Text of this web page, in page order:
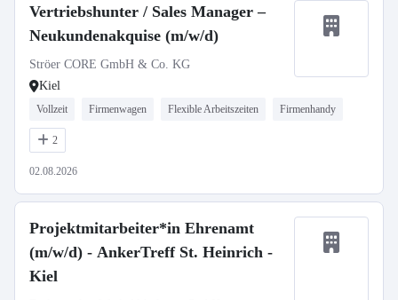
Vertriebshunter / Sales Manager –
Neukundenakquise (m/w/d)
Ströer CORE GmbH & Co. KG
Kiel
Vollzeit Firmenwagen Flexible Arbeitszeiten Firmenhandy
2
02.08.2026
Projektmitarbeiter*in Ehrenamt
(m/w/d) - AnkerTreff St. Heinrich -
Kiel